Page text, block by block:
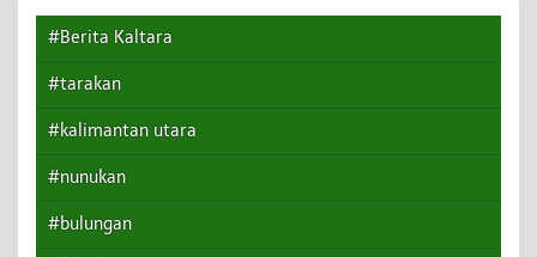
#Berita Kaltara
#tarakan
#kalimantan utara
#nunukan
#bulungan